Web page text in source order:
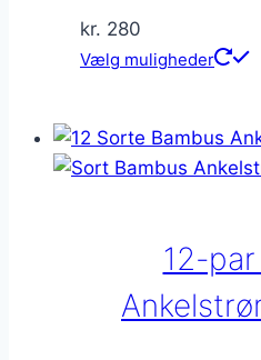
kr. 280
Vælg muligheder
12-